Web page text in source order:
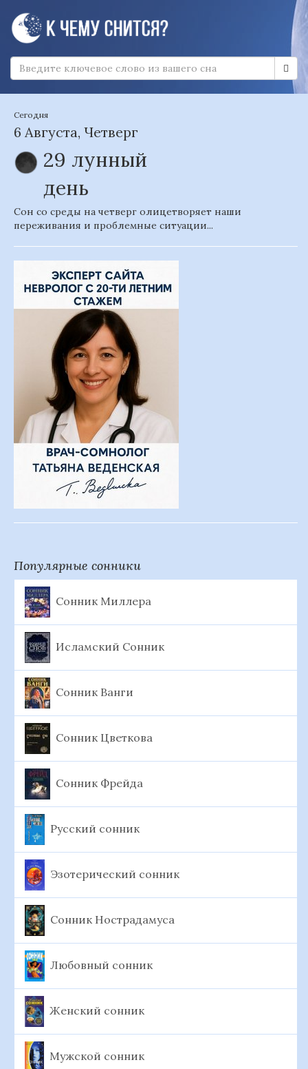
Сегодня
6 Августа, Четверг
29 лунный
день
Сон со среды на четверг олицетворяет наши
переживания и проблемные ситуации...
Популярные сонники
Сонник Миллера
Исламский Сонник
Сонник Ванги
Сонник Цветкова
Сонник Фрейда
Русский сонник
Эзотерический сонник
Сонник Нострадамуса
Любовный сонник
Женский сонник
Мужской сонник